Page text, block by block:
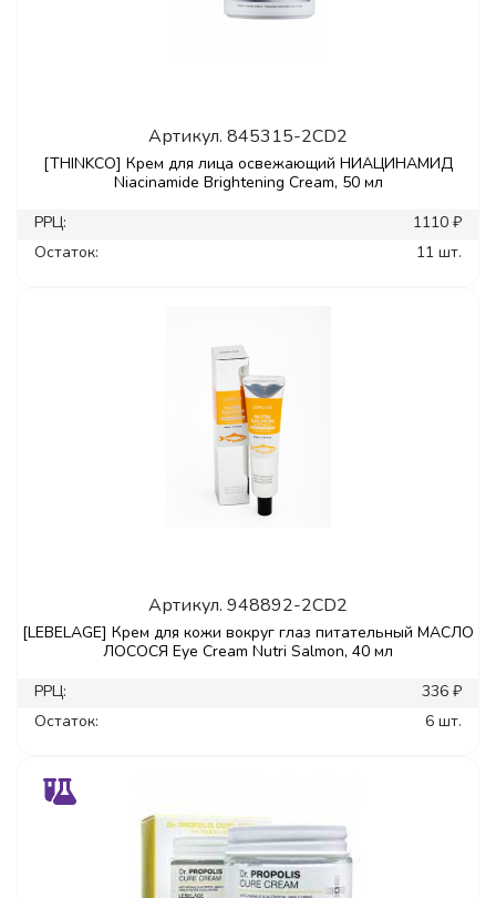
Артикул. 845315-2CD2
[THINKCO] Крем для лица освежающий НИАЦИНАМИД
Niacinamide Brightening Cream, 50 мл
РРЦ:
1110 ₽
Остаток:
11 шт.
Артикул. 948892-2CD2
[LEBELAGE] Крем для кожи вокруг глаз питательный МАСЛО
ЛОСОСЯ Eye Cream Nutri Salmon, 40 мл
РРЦ:
336 ₽
Остаток:
6 шт.